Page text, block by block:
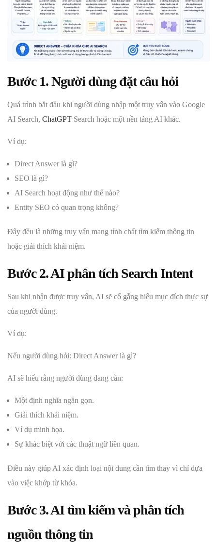
Bước 1. Người dùng đặt câu hỏi
Quá trình bắt đầu khi người dùng nhập một truy vấn vào Google
AI Search, ChatGPT Search hoặc một nền tảng AI khác.
Ví dụ:
Direct Answer là gì?
SEO là gì?
AI Search hoạt động như thế nào?
Entity SEO có quan trọng không?
Đây đều là những truy vấn mang tính chất tìm kiếm thông tin
hoặc giải thích khái niệm.
Bước 2. AI phân tích Search Intent
Sau khi nhận được truy vấn, AI sẽ cố gắng hiểu mục đích thực sự
của người dùng.
Ví dụ:
Nếu người dùng hỏi: Direct Answer là gì?
AI sẽ hiểu rằng người dùng đang cần:
Một định nghĩa ngắn gọn.
Giải thích khái niệm.
Ví dụ minh họa.
Sự khác biệt với các thuật ngữ liên quan.
Điều này giúp AI xác định loại nội dung cần tìm thay vì chỉ dựa
vào việc khớp từ khóa.
Bước 3. AI tìm kiếm và phân tích
nguồn thông tin